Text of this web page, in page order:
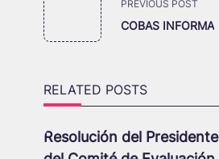
class="nav-
subtitle
reader-
text">Page</span>
PREVIOUS POST
COBAS INFORMA
RELATED POSTS
Resolución del Presidente